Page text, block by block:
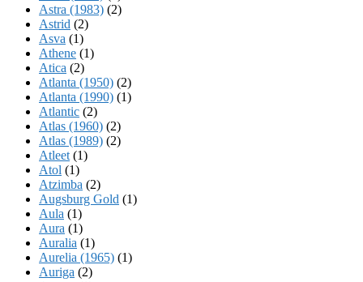
Astra (1983) (2)
Astrid (2)
Asva (1)
Athene (1)
Atica (2)
Atlanta (1950) (2)
Atlanta (1990) (1)
Atlantic (2)
Atlas (1960) (2)
Atlas (1989) (2)
Atleet (1)
Atol (1)
Atzimba (2)
Augsburg Gold (1)
Aula (1)
Aura (1)
Auralia (1)
Aurelia (1965) (1)
Auriga (2)